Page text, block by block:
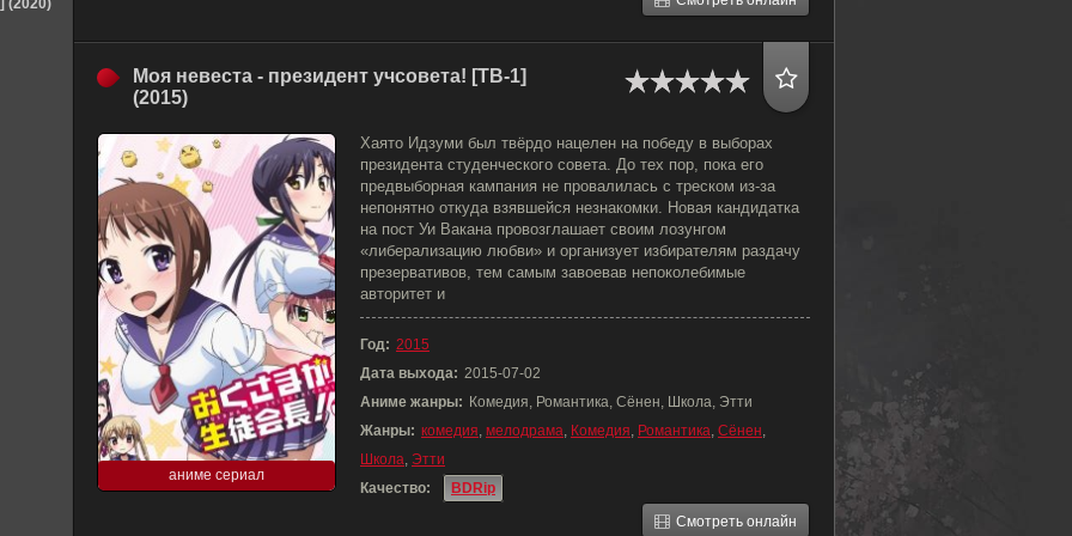
Моя невеста - президент учсовета! [ТВ-1]
(2015)
аниме сериал
Хаято Идзуми был твёрдо нацелен на победу в выборах
президента студенческого совета. До тех пор, пока его
предвыборная кампания не провалилась с треском из-за
непонятно откуда взявшейся незнакомки. Новая кандидатка
на пост Уи Вакана провозглашает своим лозунгом
«либерализацию любви» и организует избирателям раздачу
презервативов, тем самым завоевав непоколебимые
авторитет и
Год: 2015
Дата выхода: 2015-07-02
Аниме жанры: Комедия, Романтика, Сёнен, Школа, Этти
Жанры: комедия, мелодрама, Комедия, Романтика, Сёнен,
Школа, Этти
Качество:
BDRip
Смотреть онлайн